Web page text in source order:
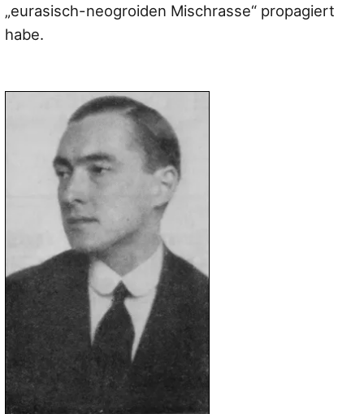
„eurasisch-neogroiden Mischrasse“ propagiert
habe.